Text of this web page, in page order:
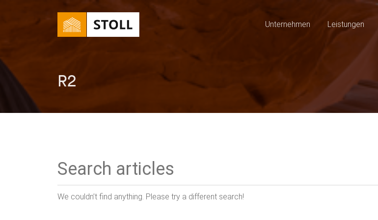
Unternehmen Leistungen
R2
We couldn’t find anything. Please try a different search!